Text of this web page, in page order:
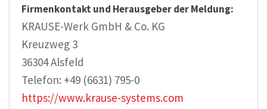
Firmenkontakt und Herausgeber der Meldung:
KRAUSE-Werk GmbH & Co. KG
Kreuzweg 3
36304 Alsfeld
Telefon: +49 (6631) 795-0
https://www.krause-systems.com